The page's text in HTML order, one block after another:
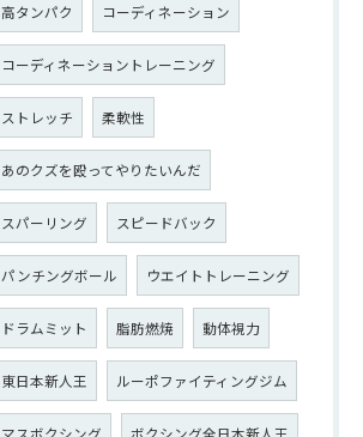
高タンパク コーディネーション
コーディネーショントレーニング
ストレッチ 柔軟性
あのクズを殴ってやりたいんだ
スパーリング スピードバック
パンチングボール ウエイトトレーニング
ドラムミット 脂肪燃焼 動体視力
東日本新人王 ルーポファイティングジム
マスボクシング ボクシング全日本新人王